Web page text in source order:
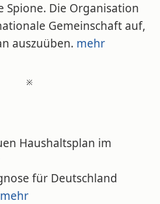
Spione. Die Organisation
Gemeinschaft auf,
auszuüben. mehr
※
Haushaltsplan im
für Deutschland
mehr